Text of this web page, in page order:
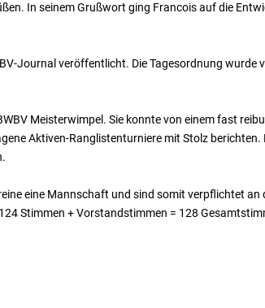
In seinem Grußwort ging Francois auf die
Journal veröffentlicht. Die Tagesordnung wurde
Meisterwimpel. Sie konnte von einem fast
Aktiven-Ranglistenturniere mit Stolz
eine Mannschaft und sind somit verpflichtet an
Stimmen + Vorstandstimmen = 128